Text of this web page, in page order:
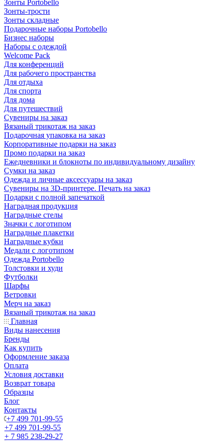
Зонты Portobello
Зонты-трости
Зонты складные
Подарочные наборы Portobello
Бизнес наборы
Наборы с одеждой
Welcome Pack
Для конференций
Для рабочего пространства
Для отдыха
Для спорта
Для дома
Для путешествий
Сувениры на заказ
Вязаный трикотаж на заказ
Подарочная упаковка на заказ
Корпоративные подарки на заказ
Промо подарки на заказ
Ежедневники и блокноты по индивидуальному дизайну
Сумки на заказ
Одежда и личные аксессуары на заказ
Сувениры на 3D-принтере. Печать на заказ
Подарки с полной запечаткой
Наградная продукция
Наградные стелы
Значки с логотипом
Наградные плакетки
Наградные кубки
Медали с логотипом
Одежда Portobello
Толстовки и худи
Футболки
Шарфы
Ветровки
Мерч на заказ
Вязаный трикотаж на заказ
Главная
Виды нанесения
Бренды
Как купить
Оформление заказа
Оплата
Условия доставки
Возврат товара
Образцы
Блог
Контакты
+7 499 701-99-55
+7 499 701-99-55
+ 7 985 238-29-27